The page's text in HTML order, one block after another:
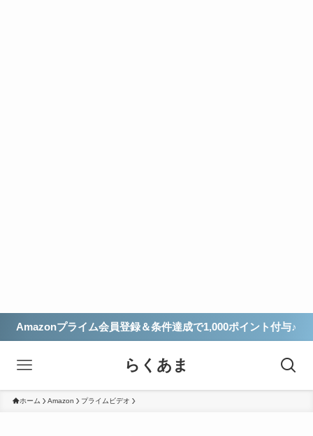
Amazonプライム会員登録＆条件達成で1,000ポイント付与♪
らくあま
ホーム Amazon プライムビデオ